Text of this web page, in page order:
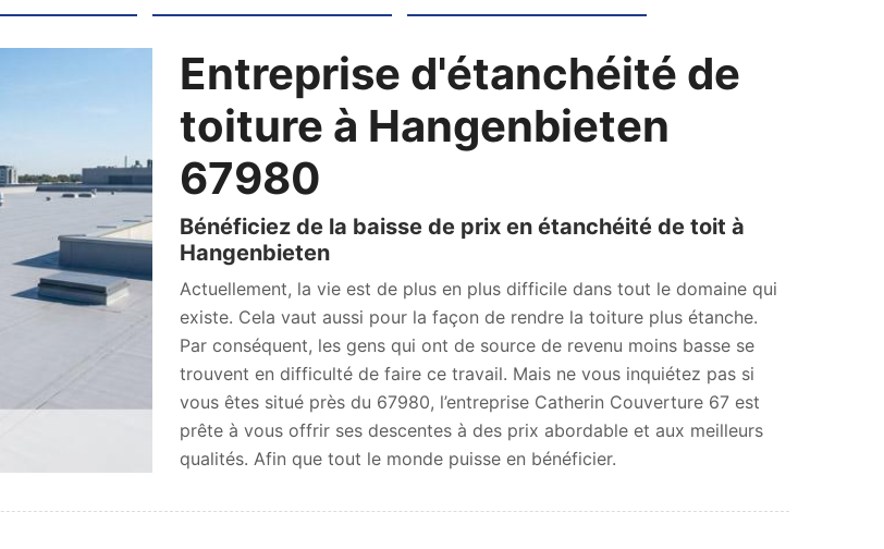
Entreprise d'étanchéité de
toiture à Hangenbieten
67980
Bénéficiez de la baisse de prix en étanchéité de toit à
Hangenbieten
Actuellement, la vie est de plus en plus difficile dans tout le domaine qui
existe. Cela vaut aussi pour la façon de rendre la toiture plus étanche.
Par conséquent, les gens qui ont de source de revenu moins basse se
trouvent en difficulté de faire ce travail. Mais ne vous inquiétez pas si
vous êtes situé près du 67980, l’entreprise Catherin Couverture 67 est
prête à vous offrir ses descentes à des prix abordable et aux meilleurs
qualités. Afin que tout le monde puisse en bénéficier.